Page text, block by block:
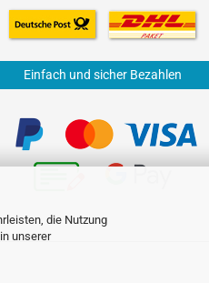
die Nutzung
unserer
Einfach und sicher Bezahlen